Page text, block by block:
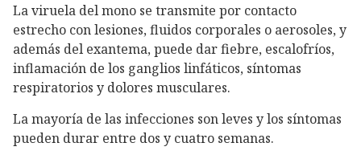
La viruela del mono se transmite por contacto
estrecho con lesiones, fluidos corporales o aerosoles, y
además del exantema, puede dar fiebre, escalofríos,
inflamación de los ganglios linfáticos, síntomas
respiratorios y dolores musculares.
La mayoría de las infecciones son leves y los síntomas
pueden durar entre dos y cuatro semanas.